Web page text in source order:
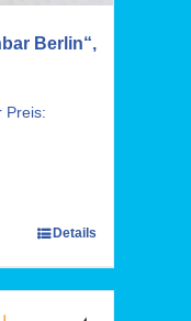
Berlin“,
Preis:
Details